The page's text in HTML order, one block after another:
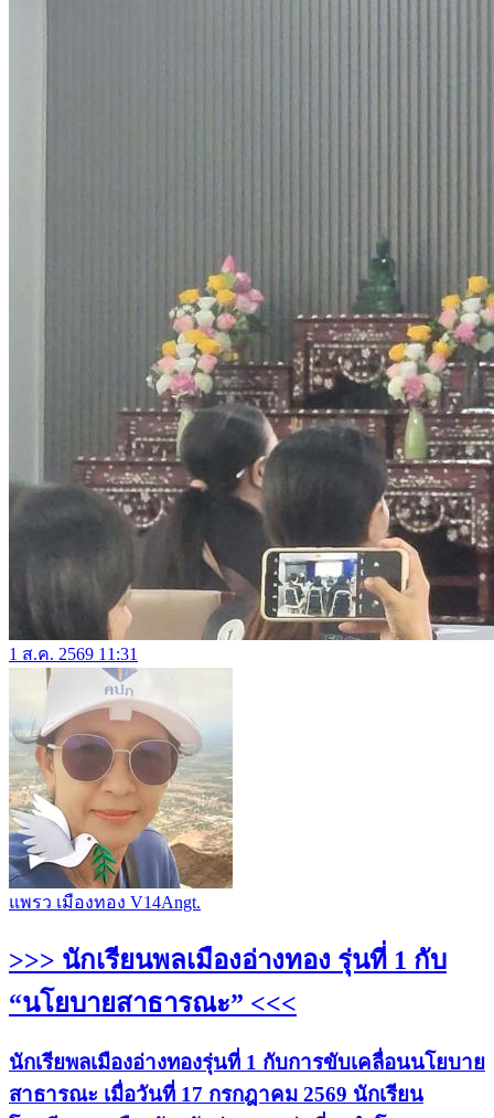
1 ส.ค. 2569 11:31
แพรว เมืองทอง V14Angt.
>>> นักเรียนพลเมืองอ่างทอง รุ่นที่ 1 กับ
“นโยบายสาธารณะ” <<<
นักเรียพลเมืองอ่างทองรุ่นที่ 1 กับการขับเคลื่อนนโยบาย
สาธารณะ เมื่อวันที่ 17 กรกฎาคม 2569 นักเรียน